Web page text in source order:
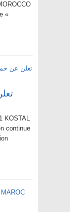
«
KOSTAL
continue